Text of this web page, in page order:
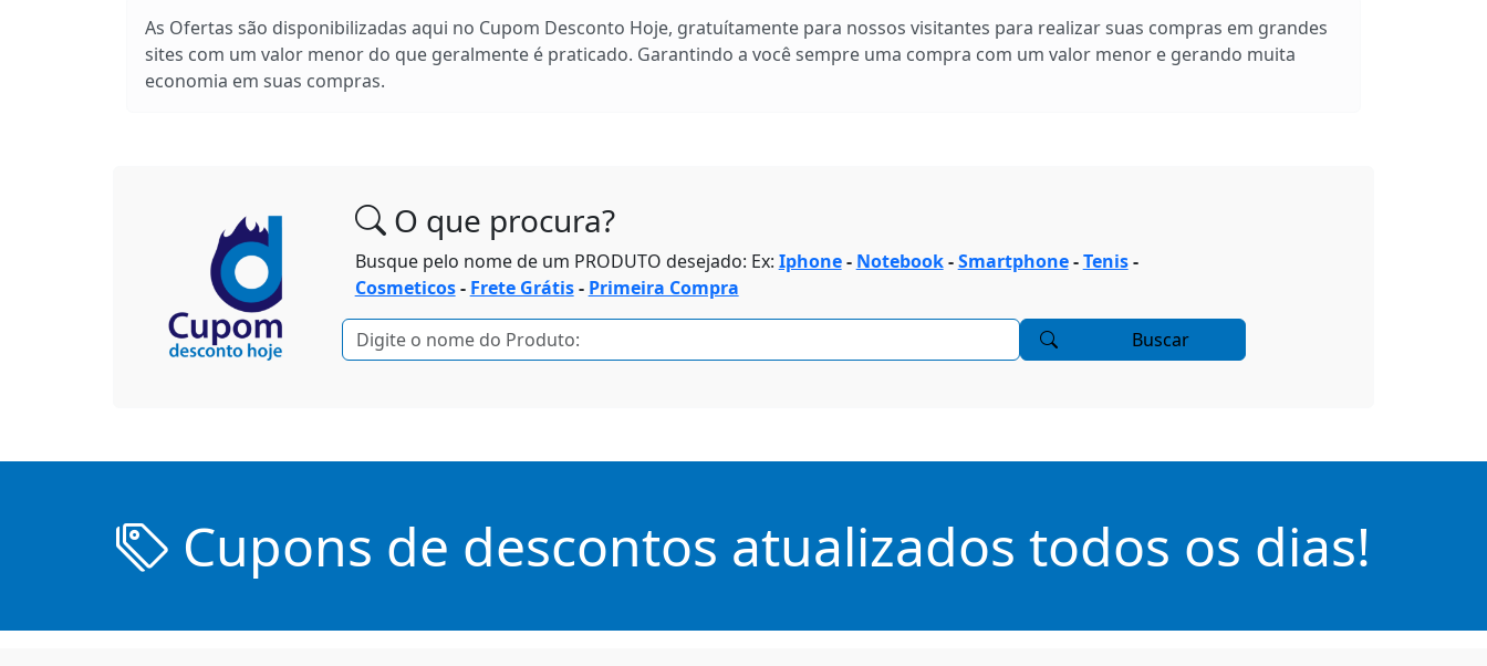
As Ofertas são disponibilizadas aqui no Cupom Desconto Hoje, gratuítamente para nossos visitantes para realizar suas compras em grandes
sites com um valor menor do que geralmente é praticado. Garantindo a você sempre uma compra com um valor menor e gerando muita
economia em suas compras.
O que procura?
Busque pelo nome de um PRODUTO desejado: Ex: Iphone- Notebook-Smartphone-Tenis-
Cosmeticos- Frete Grátis- Primeira Compra
Buscar
Cupons de descontos atualizados todos os dias!